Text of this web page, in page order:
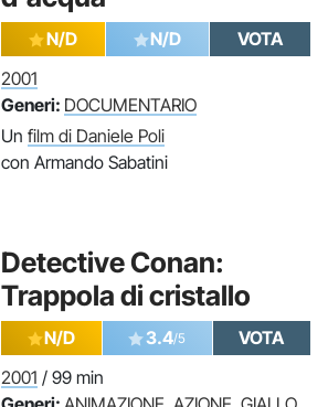
N/D N/D
VOTA
2001
Generi: DOCUMENTARIO
Un film di Daniele Poli
con Armando Sabatini
Detective Conan:
Trappola di cristallo
N/D 3.4/5
VOTA
2001 / 99 min